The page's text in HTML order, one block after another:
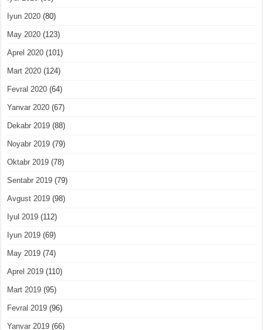
Iyun 2020 (80)
May 2020 (123)
Aprel 2020 (101)
Mart 2020 (124)
Fevral 2020 (64)
Yanvar 2020 (67)
Dekabr 2019 (88)
Noyabr 2019 (79)
Oktabr 2019 (78)
Sentabr 2019 (79)
Avgust 2019 (98)
Iyul 2019 (112)
Iyun 2019 (69)
May 2019 (74)
Aprel 2019 (110)
Mart 2019 (95)
Fevral 2019 (96)
Yanvar 2019 (66)